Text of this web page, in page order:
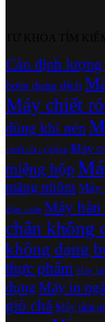
Cân định lượng
bơm dung dịch
Máy chiết
dùng khí nén
chiết rót tự động Máy
miệng hộp
màng nhôm Máy
dậm chân Máy
chân không
không dạng
thực phẩm Máy
dụng Máy in
giò chả Máy làm